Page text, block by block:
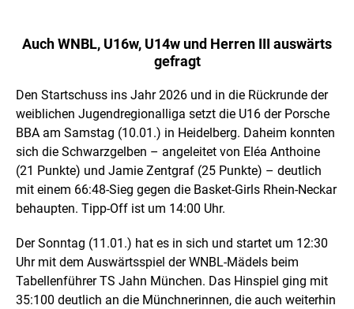
Auch WNBL, U16w, U14w und Herren III auswärts
gefragt
Den Startschuss ins Jahr 2026 und in die Rückrunde der
weiblichen Jugendregionalliga setzt die U16 der Porsche
BBA am Samstag (10.01.) in Heidelberg. Daheim konnten
sich die Schwarzgelben – angeleitet von Eléa Anthoine
(21 Punkte) und Jamie Zentgraf (25 Punkte) – deutlich
mit einem 66:48-Sieg gegen die Basket-Girls Rhein-Neckar
behaupten. Tipp-Off ist um 14:00 Uhr.
Der Sonntag (11.01.) hat es in sich und startet um 12:30
Uhr mit dem Auswärtsspiel der WNBL-Mädels beim
Tabellenführer TS Jahn München. Das Hinspiel ging mit
35:100 deutlich an die Münchnerinnen, die auch weiterhin